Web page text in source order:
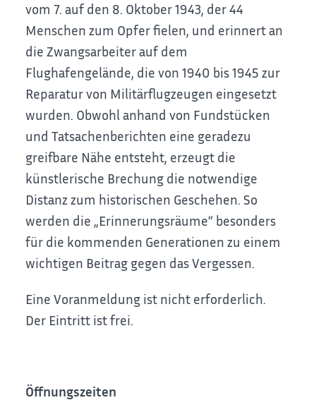
vom 7. auf den 8. Oktober 1943, der 44
Menschen zum Opfer fielen, und erinnert an
die Zwangsarbeiter auf dem
Flughafengelände, die von 1940 bis 1945 zur
Reparatur von Militärflugzeugen eingesetzt
wurden. Obwohl anhand von Fundstücken
und Tatsachenberichten eine geradezu
greifbare Nähe entsteht, erzeugt die
künstlerische Brechung die notwendige
Distanz zum historischen Geschehen. So
werden die „Erinnerungsräume“ besonders
für die kommenden Generationen zu einem
wichtigen Beitrag gegen das Vergessen.
Eine Voranmeldung ist nicht erforderlich.
Der Eintritt ist frei.
Öffnungszeiten